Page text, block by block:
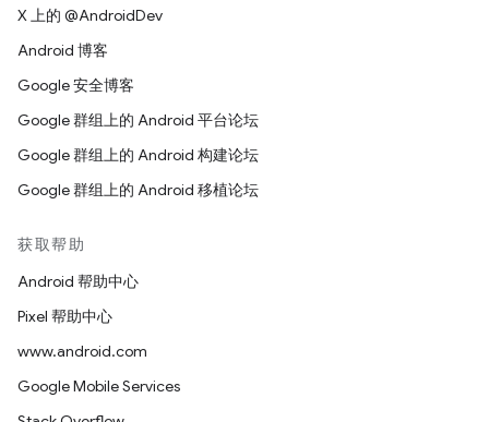
X 上的 @AndroidDev
Android 博客
Google 安全博客
Google 群组上的 Android 平台论坛
Google 群组上的 Android 构建论坛
Google 群组上的 Android 移植论坛
获取帮助
Android 帮助中心
Pixel 帮助中心
www.android.com
Google Mobile Services